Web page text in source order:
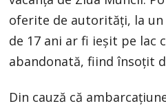
oferite de autorități, la
de 17 ani ar fi ieșit pe lac
abandonată, fiind însoțit
Din cauză că